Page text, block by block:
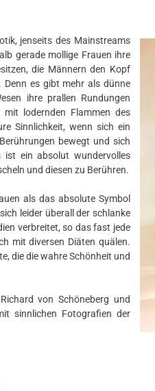
jenseits des Mainstreams
gerade mollige Frauen ihre
die Männern den Kopf
es gibt mehr als dünne
ihre prallen Rundungen
lodernden Flammen des
Sinnlichkeit, wenn sich ein
bewegt und sich
ein absolut wundervolles
und diesen zu Berühren.
als das absolute Symbol
leider überall der schlanke
verbreitet, so das fast jede
mit diversen Diäten quälen.
die die wahre Schönheit und
von Schöneberg und
sinnlichen Fotografien der